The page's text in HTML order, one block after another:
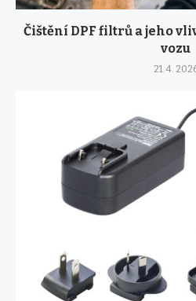
Čištění DPF filtrů a jeho
vozu
21. 4.